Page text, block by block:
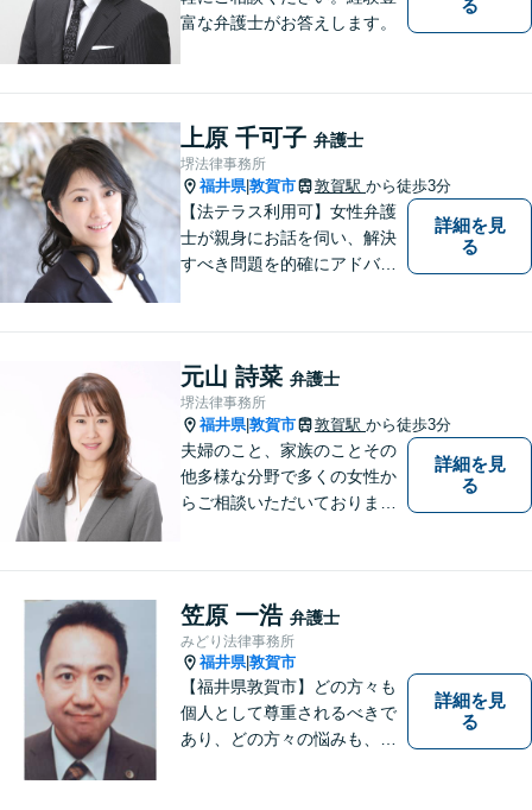
富な弁護士がお答えします。
る
上原 千可子 弁護士
堺法律事務所
福井県|敦賀市 敦賀駅 から徒歩3分
【法テラス利用可】女性弁護
士が親身にお話を伺い、解決
すべき問題を的確にアドバイ
実績があります。まずはお気
軽にお問い合わせください。
詳細を見
る
元山 詩菜 弁護士
堺法律事務所
福井県|敦賀市 敦賀駅 から徒歩3分
夫婦のこと、家族のことその
他多様な分野で多くの女性か
らご相談いただいておりま
により3回まで無料相談対応可
能です。利用条件はお問い合
わせ下さい。
詳細を見
る
笠原 一浩 弁護士
みどり法律事務所
福井県|敦賀市
【福井県敦賀市】どの方々も
個人として尊重されるべきで
あり、どの方々の悩みも、そ
詳細を見
る